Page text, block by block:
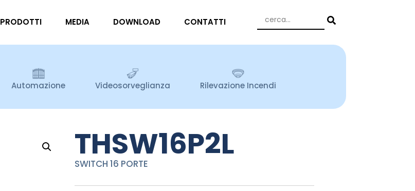
PRODOTTI MEDIA DOWNLOAD CONTATTI
Automazione Videosorveglianza Rilevazione Incendi
THSW16P2L
SWITCH 16 PORTE